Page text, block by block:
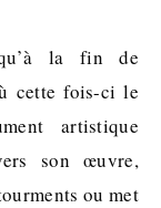
la fin de
cette fois-ci le
artistique
son œuvre,
ou met